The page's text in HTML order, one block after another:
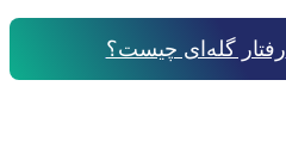
رفتار گله‌ای چیست؟